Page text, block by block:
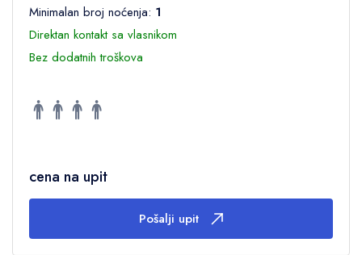
Minimalan broj noćenja: 1
Direktan kontakt sa vlasnikom
Bez dodatnih troškova
cena na upit
Pošalji upit